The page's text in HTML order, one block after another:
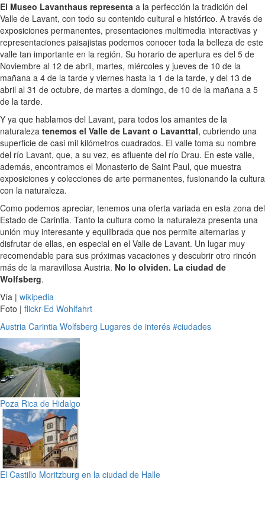
El Museo Lavanthaus representa a la perfección la tradición del
Valle de Lavant, con todo su contenido cultural e histórico. A través de
exposiciones permanentes, presentaciones multimedia interactivas y
representaciones paisajistas podemos conocer toda la belleza de este
valle tan importante en la región. Su horario de apertura es del 5 de
Noviembre al 12 de abril, martes, miércoles y jueves de 10 de la
mañana a 4 de la tarde y viernes hasta la 1 de la tarde, y del 13 de
abril al 31 de octubre, de martes a domingo, de 10 de la mañana a 5
de la tarde.
Y ya que hablamos del Lavant, para todos los amantes de la
naturaleza tenemos el Valle de Lavant o Lavanttal, cubriendo una
superficie de casi mil kilómetros cuadrados. El valle toma su nombre
del río Lavant, que, a su vez, es afluente del río Drau. En este valle,
además, encontramos el Monasterio de Saint Paul, que muestra
exposiciones y colecciones de arte permanentes, fusionando la cultura
con la naturaleza.
Como podemos apreciar, tenemos una oferta variada en esta zona del
Estado de Carintia. Tanto la cultura como la naturaleza presenta una
unión muy interesante y equilibrada que nos permite alternarlas y
disfrutar de ellas, en especial en el Valle de Lavant. Un lugar muy
recomendable para sus próximas vacaciones y descubrir otro rincón
más de la maravillosa Austria. No lo olviden. La ciudad de
Wolfsberg.
Vía | wikipedia
Foto | flickr-Ed Wohlfahrt
Austria Carintia Wolfsberg Lugares de interés #ciudades
Poza Rica de Hidalgo
El Castillo Moritzburg en la ciudad de Halle